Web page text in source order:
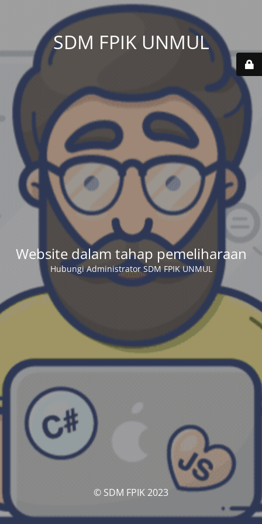
SDM FPIK UNMUL
Website dalam tahap pemeliharaan
Hubungi Administrator SDM FPIK UNMUL
© SDM FPIK 2023